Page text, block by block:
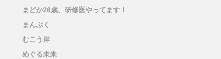
まどか26歳、研修医やってます！
まんぷく
むこう岸
めぐる未来